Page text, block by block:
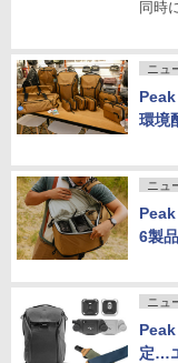
同時
ニュ
環境
ニュ
6製
ニュ
定…